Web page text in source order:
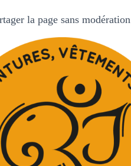
la page sans modération